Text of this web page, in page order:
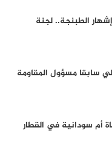
الطبنجة.. لجنة
سابقا مسؤول المقاومة
أم سودانية في القطار